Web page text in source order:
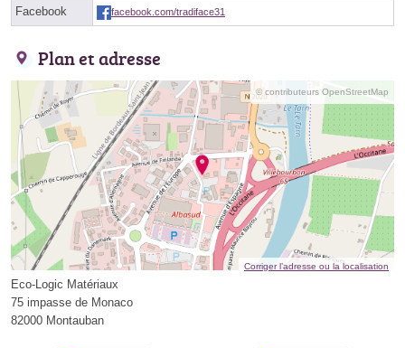
Facebook facebook.com/tradiface31
Plan et adresse
© contributeurs OpenStreetMap
Corriger l’adresse ou la localisation
Eco-Logic Matériaux
75 impasse de Monaco
82000 Montauban